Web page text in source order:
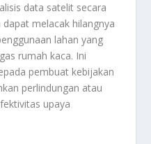
data satelit secara
melacak hilangnya
lahan yang
rumah kaca. Ini
pembuat kebijakan
perlindungan atau
upaya